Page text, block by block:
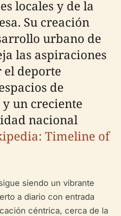
locales y de la
Su creación
urbano de
las aspiraciones
deporte
de
un creciente
nacional
Timeline of
siendo un vibrante
a diario con entrada
céntrica, cerca de la